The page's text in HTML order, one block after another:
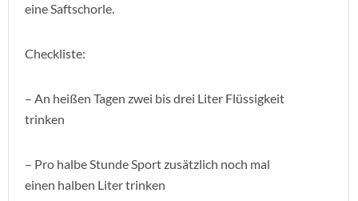
eine Saftschorle.
Checkliste:
– An heißen Tagen zwei bis drei Liter Flüssigkeit
trinken
– Pro halbe Stunde Sport zusätzlich noch mal
einen halben Liter trinken